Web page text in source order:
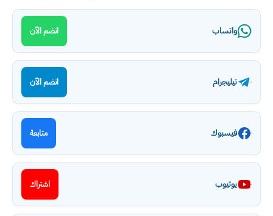
واتساب انضم الآن
تيليجرام انضم الآن
فيسبوك متابعة
يوتيوب اشتراك